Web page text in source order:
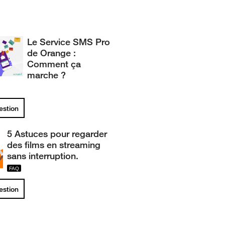
Le Service SMS Pro
de Orange :
Comment ça
marche ?
5 Astuces pour regarder
des films en streaming
sans interruption.